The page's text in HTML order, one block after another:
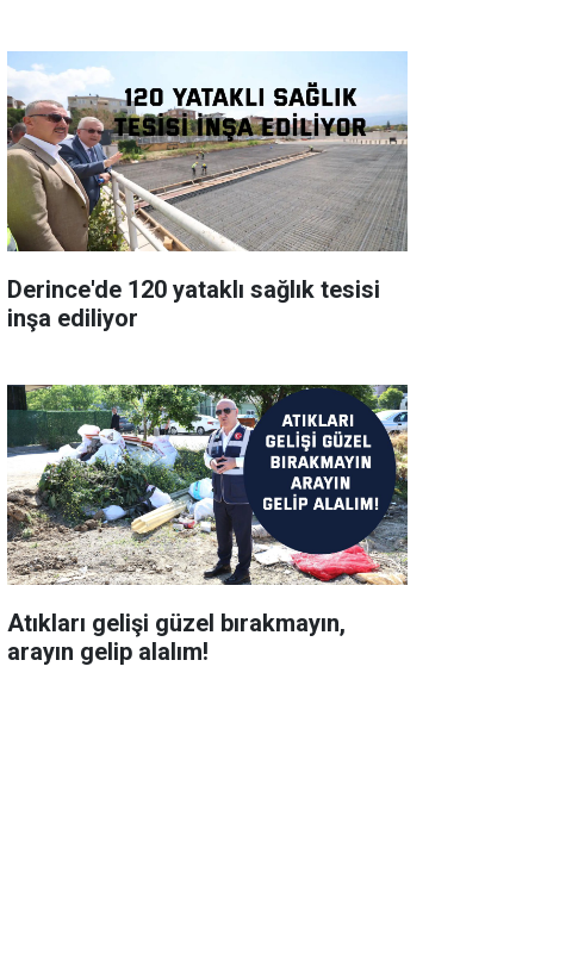
Derince'de 120 yataklı sağlık tesisi
inşa ediliyor
Atıkları gelişi güzel bırakmayın,
arayın gelip alalım!